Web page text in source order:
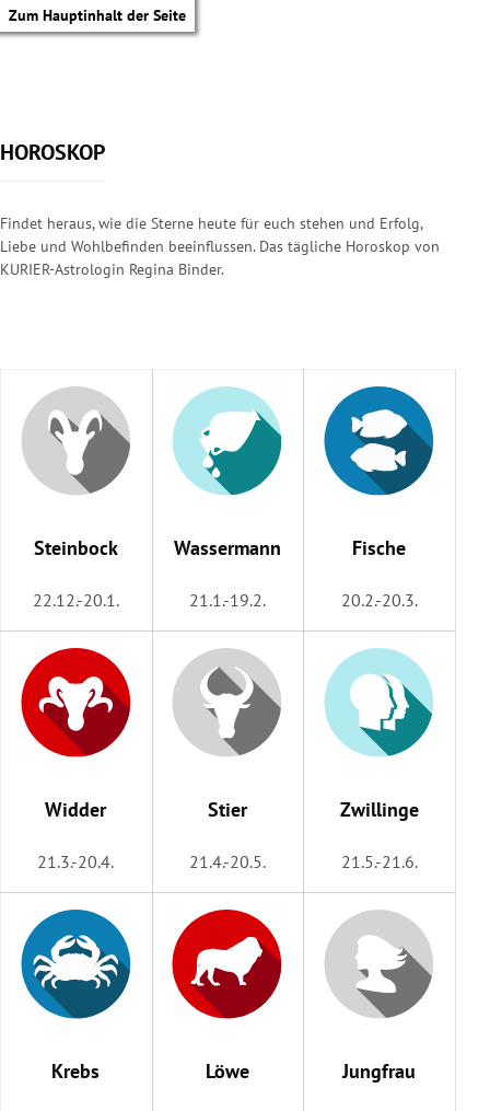
Zum Hauptinhalt der Seite
Untermenü
Untermenü
Untermenü
Untermenü
HOROSKOP
Findet heraus, wie die Sterne heute für euch stehen und Erfolg,
Liebe und Wohlbefinden beeinflussen. Das tägliche Horoskop von
KURIER-Astrologin Regina Binder.
Steinbock
22.12.-20.1.
Wassermann
21.1.-19.2.
Fische
20.2.-20.3.
Widder
21.3.-20.4.
Stier
21.4.-20.5.
Zwillinge
21.5.-21.6.
Krebs Löwe Jungfrau